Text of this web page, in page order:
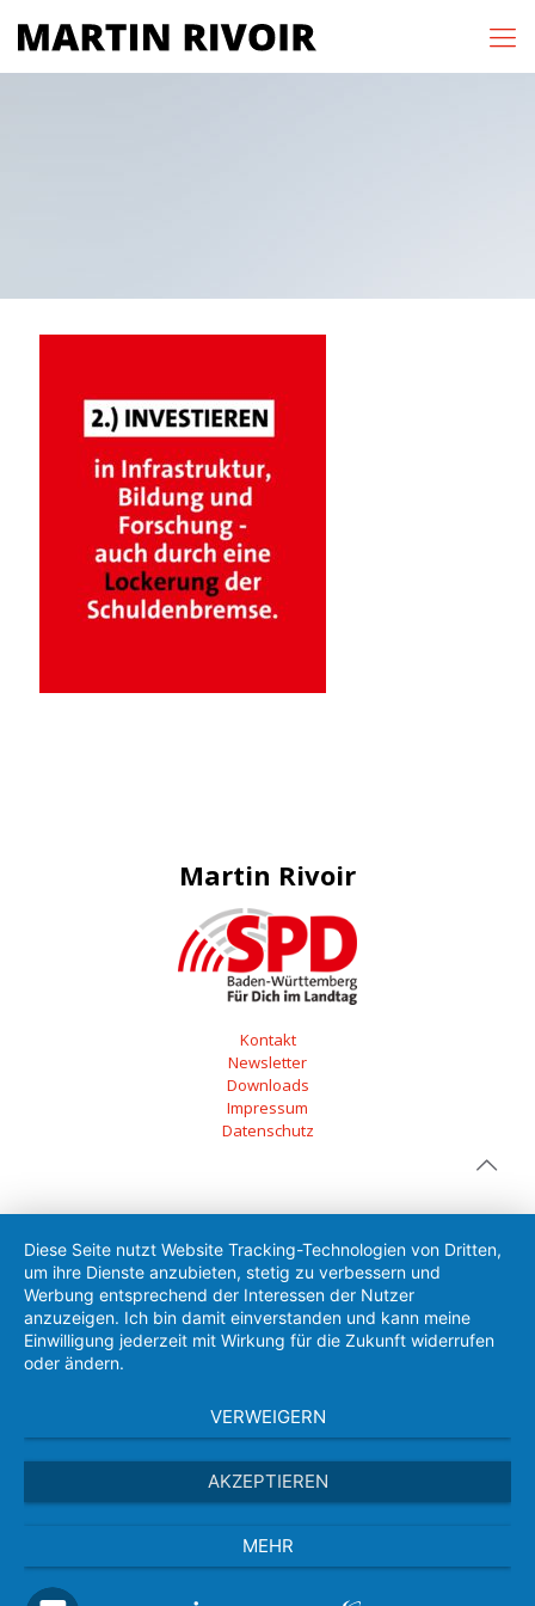
Martin Rivoir
Kontakt
Newsletter
Downloads
Impressum
Datenschutz
Diese Seite nutzt Website Tracking-Technologien von Dritten,
um ihre Dienste anzubieten, stetig zu verbessern und
Werbung entsprechend der Interessen der Nutzer
anzuzeigen. Ich bin damit einverstanden und kann meine
Einwilligung jederzeit mit Wirkung für die Zukunft widerrufen
oder ändern.
VERWEIGERN
AKZEPTIEREN
MEHR